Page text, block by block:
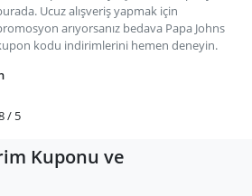
/ 5
Ucuz alışveriş yapmak için
arıyorsanız bedava Papa Johns
kodu indirimlerini hemen deneyin.
Kuponu ve